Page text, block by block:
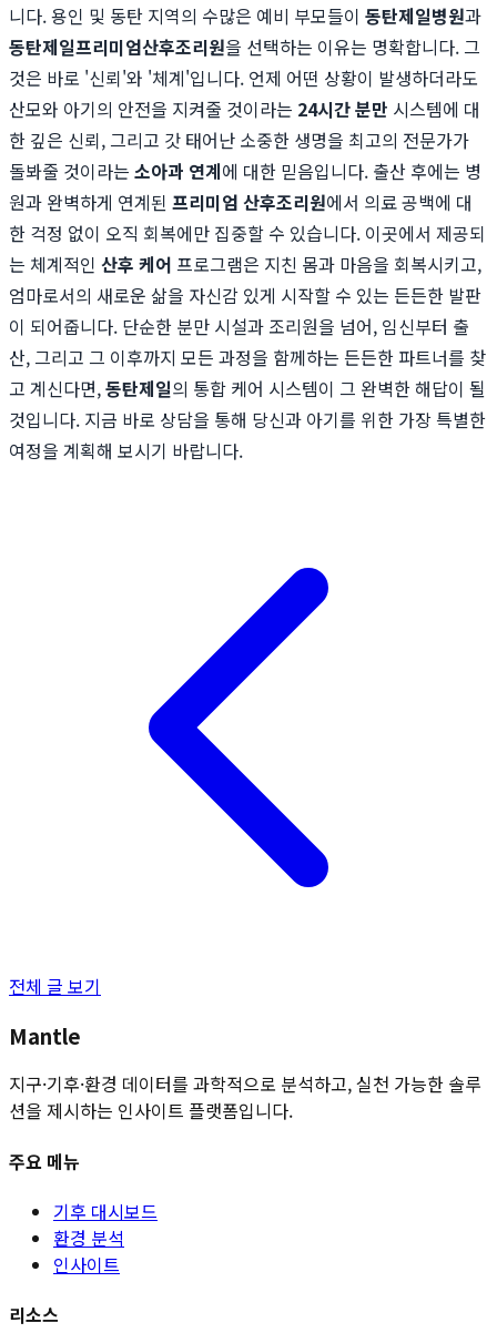
니다. 용인 및 동탄 지역의 수많은 예비 부모들이 동탄제일병원과
동탄제일프리미엄산후조리원을 선택하는 이유는 명확합니다. 그
것은 바로 '신뢰'와 '체계'입니다. 언제 어떤 상황이 발생하더라도
산모와 아기의 안전을 지켜줄 것이라는 24시간 분만 시스템에 대
한 깊은 신뢰, 그리고 갓 태어난 소중한 생명을 최고의 전문가가
돌봐줄 것이라는 소아과 연계에 대한 믿음입니다. 출산 후에는 병
원과 완벽하게 연계된 프리미엄 산후조리원에서 의료 공백에 대
한 걱정 없이 오직 회복에만 집중할 수 있습니다. 이곳에서 제공되
는 체계적인 산후 케어 프로그램은 지친 몸과 마음을 회복시키고,
엄마로서의 새로운 삶을 자신감 있게 시작할 수 있는 든든한 발판
이 되어줍니다. 단순한 분만 시설과 조리원을 넘어, 임신부터 출
산, 그리고 그 이후까지 모든 과정을 함께하는 든든한 파트너를 찾
고 계신다면,동탄제일의 통합 케어 시스템이 그 완벽한 해답이 될
것입니다. 지금 바로 상담을 통해 당신과 아기를 위한 가장 특별한
여정을 계획해 보시기 바랍니다.
전체 글 보기
Mantle
지구·기후·환경 데이터를 과학적으로 분석하고, 실천 가능한 솔루
션을 제시하는 인사이트 플랫폼입니다.
주요 메뉴
기후 대시보드
환경 분석
인사이트
리소스